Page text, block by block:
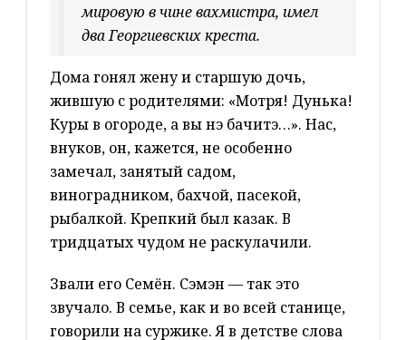
мировую в чине вахмистра, имел
два Георгиевских креста.
Дома гонял жену и старшую дочь,
жившую с родителями: «Мотря! Дунька!
Куры в огороде, а вы нэ бачитэ…». Нас,
внуков, он, кажется, не особенно
замечал, занятый садом,
виноградником, бахчой, пасекой,
рыбалкой. Крепкий был казак. В
тридцатых чудом не раскулачили.
Звали его Семён. Сэмэн — так это
звучало. В семье, как и во всей станице,
говорили на суржике. Я в детстве слова